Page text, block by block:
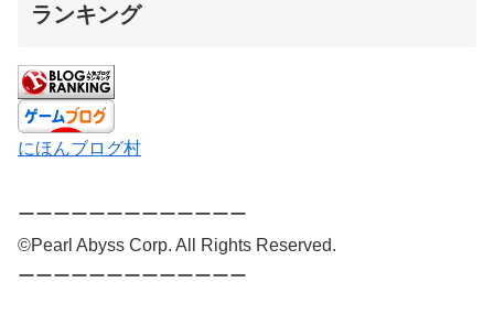
ランキング
にほんブログ村
ーーーーーーーーーーーーー
©Pearl Abyss Corp. All Rights Reserved.
ーーーーーーーーーーーーー